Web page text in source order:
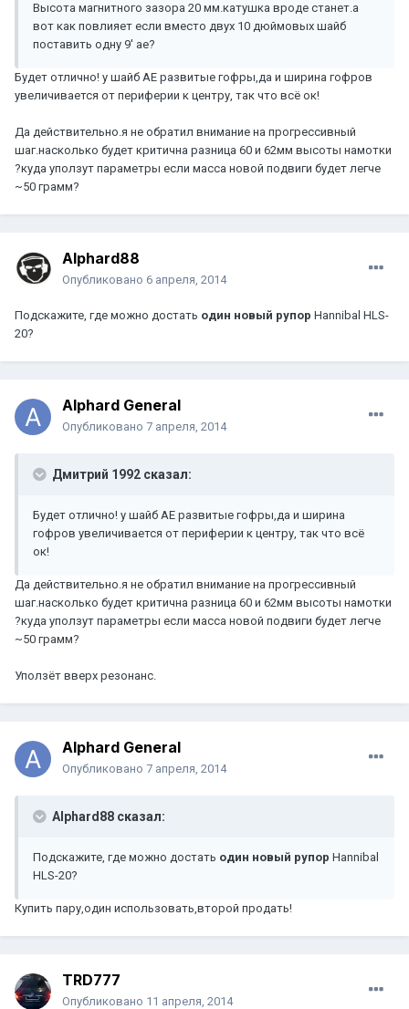
Высота магнитного зазора 20 мм.катушка вроде станет.а
вот как повлияет если вместо двух 10 дюймовых шайб
поставить одну 9' ае?
Будет отлично! у шайб АЕ развитые гофры,да и ширина гофров
увеличивается от периферии к центру, так что всё ок!
Да действительно.я не обратил внимание на прогрессивный
шаг.насколько будет критична разница 60 и 62мм высоты намотки
?куда уползут параметры если масса новой подвиги будет легче
~50 грамм?
Alphard88
Опубликовано 6 апреля, 2014
Подскажите, где можно достать один новый рупор Hannibal HLS-
20?
Alphard General
Опубликовано 7 апреля, 2014
Дмитрий 1992 сказал:
Будет отлично! у шайб АЕ развитые гофры,да и ширина
гофров увеличивается от периферии к центру, так что всё
ок!
Да действительно.я не обратил внимание на прогрессивный
шаг.насколько будет критична разница 60 и 62мм высоты намотки
?куда уползут параметры если масса новой подвиги будет легче
~50 грамм?
Уползёт вверх резонанс.
Alphard General
Опубликовано 7 апреля, 2014
Alphard88 сказал:
Подскажите, где можно достать один новый рупор Hannibal
HLS-20?
Купить пару,один использовать,второй продать!
TRD777
Опубликовано 11 апреля, 2014